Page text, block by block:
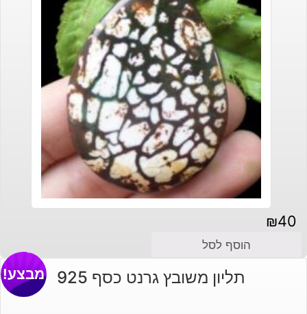
₪40
הוסף לסל
תליון משובץ גרנט כסף 925 מבצע!